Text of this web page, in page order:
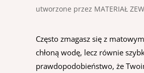
utworzone przez MATERIAŁ
Często zmagasz się z
chłoną wodę, lecz równie
prawdopodobieństwo, że